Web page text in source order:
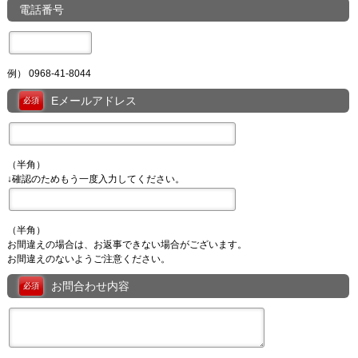
電話番号
例） 0968-41-8044
必須 Eメールアドレス
（半角）
↓確認のためもう一度入力してください。
（半角）
お間違えの場合は、お返事できない場合がございます。
お間違えのないようご注意ください。
必須 お問合わせ内容